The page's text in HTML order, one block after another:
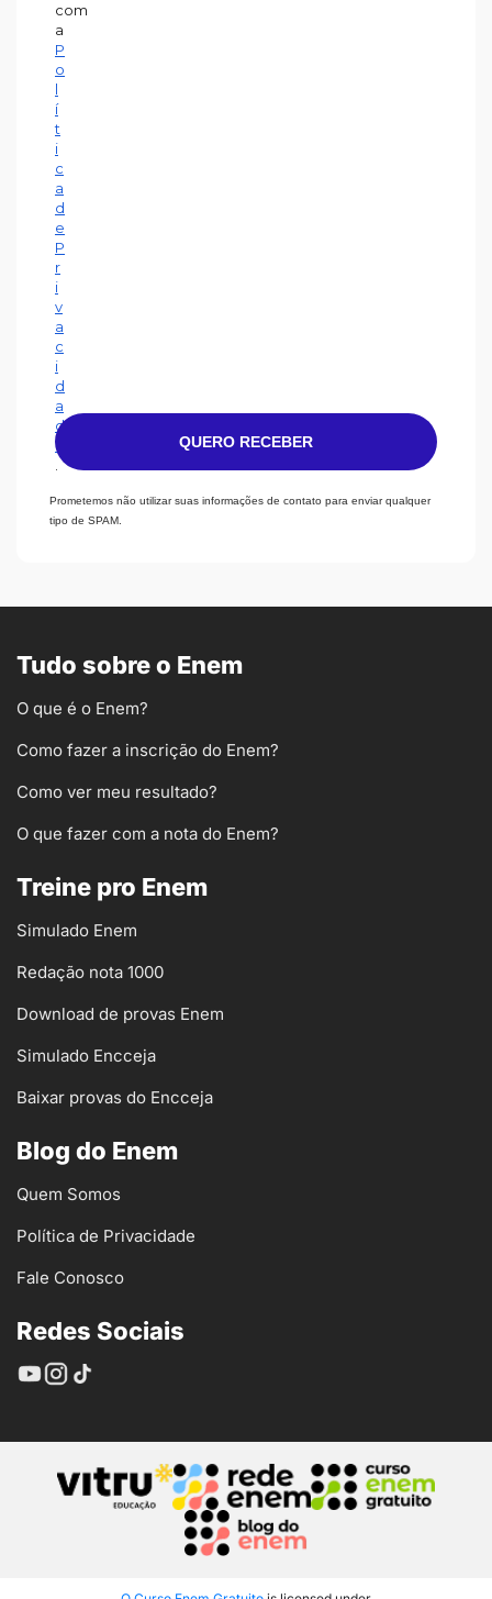
com
a
P
o
l
í
t
i
c
a
d
e
P
r
i
v
a
c
i
d
a
d
e
QUERO RECEBER
Prometemos não utilizar suas informações de contato para enviar qualquer
tipo de SPAM.
Tudo sobre o Enem
O que é o Enem?
Como fazer a inscrição do Enem?
Como ver meu resultado?
O que fazer com a nota do Enem?
Treine pro Enem
Simulado Enem
Redação nota 1000
Download de provas Enem
Simulado Encceja
Baixar provas do Encceja
Blog do Enem
Quem Somos
Política de Privacidade
Fale Conosco
Redes Sociais